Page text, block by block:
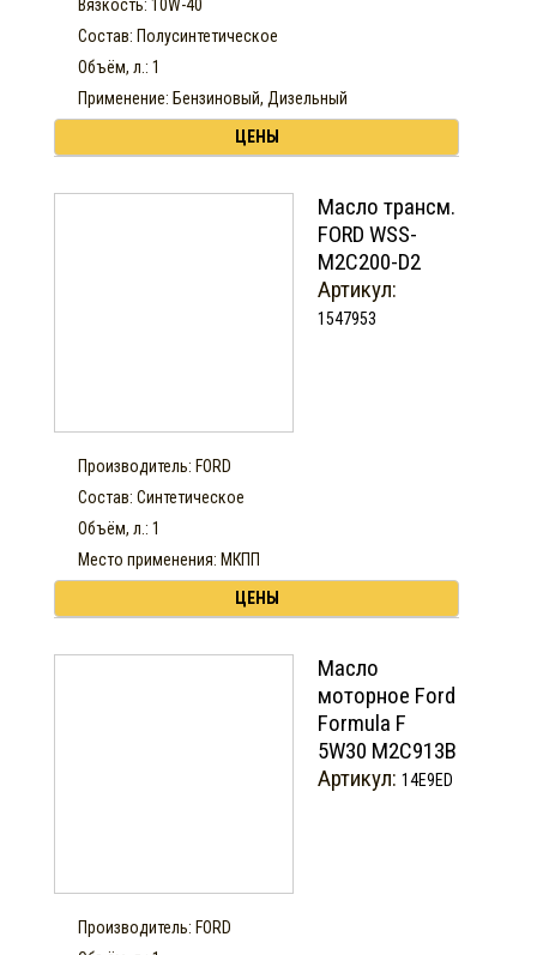
Вязкость: 10W-40
Состав: Полусинтетическое
Объём, л.: 1
Применение: Бензиновый, Дизельный
ЦЕНЫ
Масло трансм.
FORD WSS-
M2C200-D2
Артикул:
1547953
Производитель: FORD
Состав: Синтетическое
Объём, л.: 1
Место применения: МКПП
ЦЕНЫ
Масло
моторное Ford
Formula F
5W30 М2С913В
Артикул: 14E9ED
Производитель: FORD